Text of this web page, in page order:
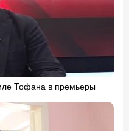
Тофана в премьеры